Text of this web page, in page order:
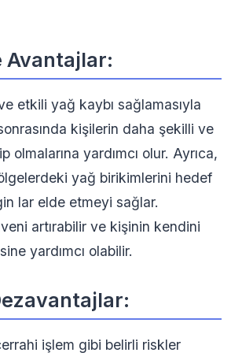
Avantajlar:
etkili yağ kaybı sağlamasıyla
kişilerin daha şekilli ve
olmalarına yardımcı olur. Ayrıca,
yağ birikimlerini hedef
lar elde etmeyi sağlar.
artırabilir ve kişinin kendini
yardımcı olabilir.
işlem gibi belirli riskler